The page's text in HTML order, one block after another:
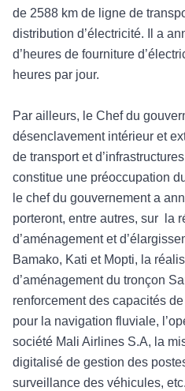
de 2588 km de ligne de
distribution d’électricité. Il a
d’heures de fourniture
heures par jour.
Par ailleurs, le Chef du
désenclavement intérieur et
de transport et d
constitue une préoccupation
le chef du gouvernement a
porteront, entre autres, sur
la
d’aménagement et
Bamako, Kati et Mopti, la
d’aménagement du tronçon
renforcement des capacités
pour la navigation fluviale,
société Mali Airlines S.A, la
digitalisé de gestion des
surveillance des véhicules, etc.